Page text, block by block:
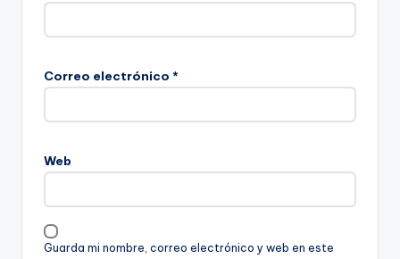
Correo electrónico *
Web
Guarda mi nombre, correo electrónico y web en este